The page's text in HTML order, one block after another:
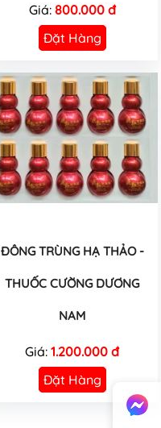
Giá: 800.000 đ
Đặt Hàng
ĐÔNG TRÙNG HẠ THẢO -
THUỐC CƯỜNG DƯƠNG
NAM
Giá: 1.200.000 đ
Đặt Hàng